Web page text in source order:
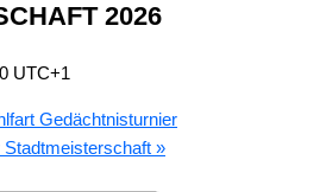
2026
UTC+1
Gedächtnisturnier
»